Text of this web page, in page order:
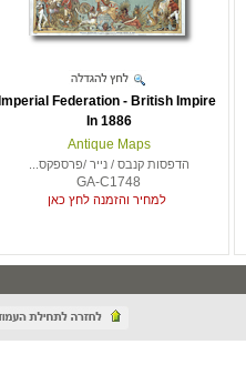
Imperial Federation - British Impire
In 1886
Antique Maps
הדפסות קנבס / נייר /פרספקס...
GA-C1748
למחיר והזמנה לחץ כאן